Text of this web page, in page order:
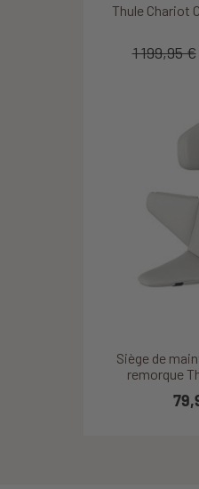
Thule Chariot
1 199,95 €
Siège de
remorque